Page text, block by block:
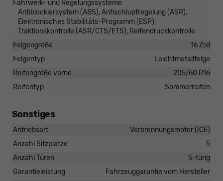
Fahrwerk- und Regelungssysteme
Antiblockiersystem (ABS), Antischlupfregelung (ASR),
Elektronisches Stabilitäts-Programm (ESP),
Traktionskontrolle (ASR/CTS/ETS), Reifendruckkontrolle
Felgengröße
16 Zoll
Felgentyp
Leichtmetallfelge
Reifengröße vorne
205/60 R16
Reifentyp
Sommerreifen
Sonstiges
Antriebsart
Verbrennungsmotor (ICE)
Anzahl Sitzplätze
5
Anzahl Türen
5-türig
Garantieleistung
Fahrzeuggarantie vom Hersteller